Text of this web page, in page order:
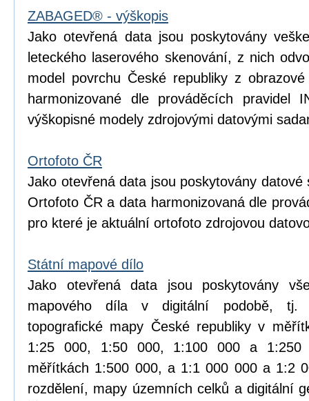
ZABAGED® - výškopis
Jako otevřená data jsou poskytovány
leteckého laserového skenování, z nich
model povrchu České republiky z
harmonizované dle prováděcích pravidel
výškopisné modely zdrojovými datovými
Ortofoto ČR
Jako otevřená data jsou poskytovány
Ortofoto ČR a data harmonizovaná dle
pro které je aktuální ortofoto zdrojovou
Státní mapové dílo
Jako otevřená data jsou poskytovány
mapového díla v digitální podobě, tj.
topografické mapy České republiky v
1:25 000, 1:50 000, 1:100 000 a
měřítkách 1:500 000, a 1:1 000 000 a 1:2
rozdělení, mapy územních celků a digitální